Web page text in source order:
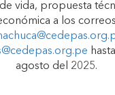
vida, propuesta
a los correos
agosto del 2025.